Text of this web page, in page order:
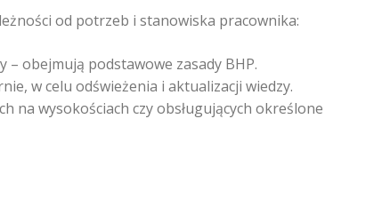
od potrzeb i stanowiska pracownika:
obejmują podstawowe zasady BHP.
w celu odświeżenia i aktualizacji wiedzy.
na wysokościach czy obsługujących określone